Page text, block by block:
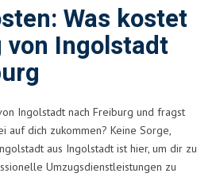
Was kostet
von Ingolstadt
Ingolstadt nach Freiburg und fragst
auf dich zukommen? Keine Sorge,
aus Ingolstadt ist hier, um dir zu
Umzugsdienstleistungen zu